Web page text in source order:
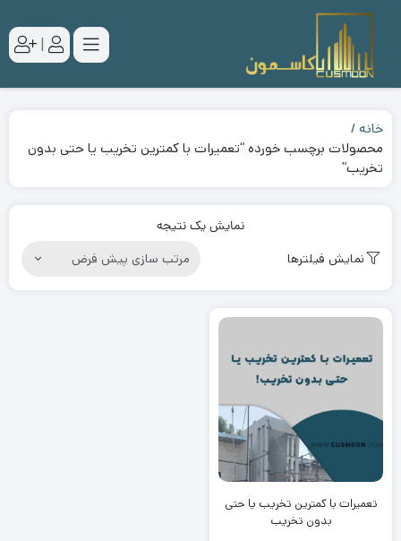
|
خانه
محصولات برچسب خورده “تعمیرات با کمترین تخریب یا حتی بدون
تخریب”
نمایش یک نتیجه
نمایش فیلترها
تعمیرات با کمترین تخریب یا حتی
بدون تخریب